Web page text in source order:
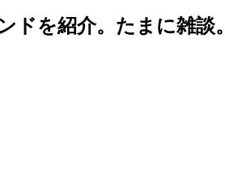
ドを紹介。たまに雑談。